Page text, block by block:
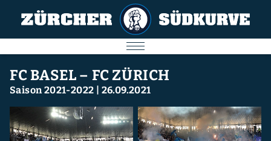
AKTUELL
SPIELE
SÜDKURVE
FC BASEL – FC ZÜRICH
Saison 2021-2022 26.09.2021